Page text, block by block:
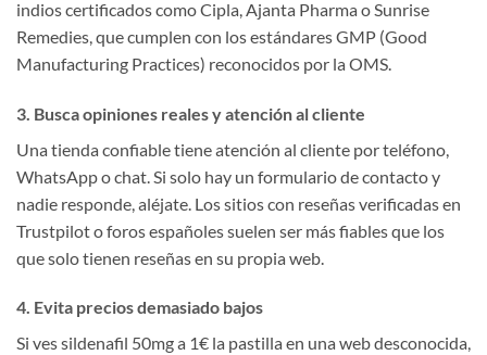
indios certificados como Cipla, Ajanta Pharma o Sunrise
Remedies, que cumplen con los estándares GMP (Good
Manufacturing Practices) reconocidos por la OMS.
3. Busca opiniones reales y atención al cliente
Una tienda confiable tiene atención al cliente por teléfono,
WhatsApp o chat. Si solo hay un formulario de contacto y
nadie responde, aléjate. Los sitios con reseñas verificadas en
Trustpilot o foros españoles suelen ser más fiables que los
que solo tienen reseñas en su propia web.
4. Evita precios demasiado bajos
Si ves sildenafil 50mg a 1€ la pastilla en una web desconocida,